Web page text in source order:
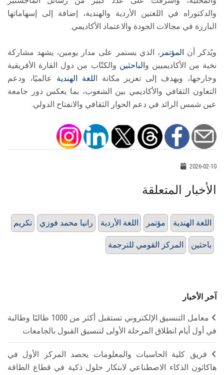
والدكتوراه في اللغتين الأردية والهندية، إضافة إلى إسهاماتها
البارزة في مجالات الجودة والاعتماد الأكاديمي.
ويُذكر أن المؤتمر ، الذي يستمر على مدار يومين، يشهد مشاركة
نخبة من الأكاديميين والباحثين والكتّاب من دول القارة الأفريقية
وخارجها، ويهدف إلى تعزيز مكانة اللغة الهندية عالميًا، ودعم
التعاون الثقافي والأكاديمي بين الشعوب، بما يعكس دور جامعة
عين شمس الرائد في دعم الحوار الثقافي والانفتاح الدولي.
2026-02-10
الأخبار المتعلقة
تكريم رانيا محمد فوزي اللغة الأردية مؤتمر اللغة الهندية
المركز القومي للترجمة باحثين
آخر الأخبار
معامل التنسيق الإلكتروني تستقبل أكثر من 1000 طالبًا وطالبة
في أول أيام انطلاق المرحلة الأولى لتنسيق القبول بالجامعات
فريق كلية الحاسبات والمعلومات يحصد المركز الأول في
هاكاثون الذكاء الاصطناعي لابتكار حلول ذكية في قطاع الطاقة